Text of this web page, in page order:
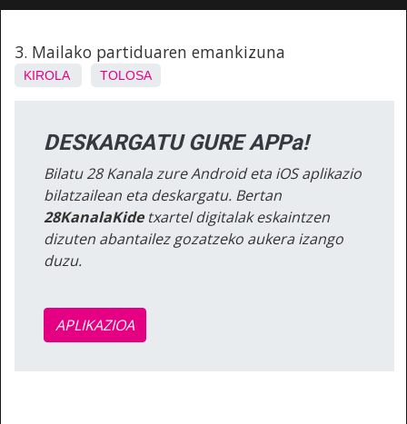
3. Mailako partiduaren emankizuna
KIROLA TOLOSA
DESKARGATU GURE APPa!
Bilatu 28 Kanala zure Android eta iOS aplikazio
bilatzailean eta deskargatu. Bertan
28KanalaKidetxartel digitalak eskaintzen
dizuten abantailez gozatzeko aukera izango
duzu.
APLIKAZIOA